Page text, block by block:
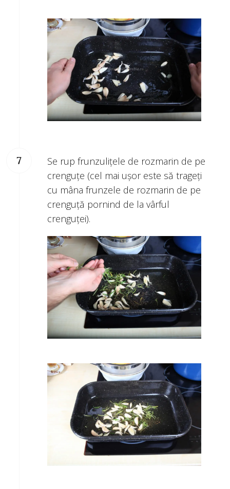
Se rup frunzuliţele de rozmarin de pe
crenguţe (cel mai uşor este să trageţi
cu mâna frunzele de rozmarin de pe
crenguţă pornind de la vârful
crenguţei).